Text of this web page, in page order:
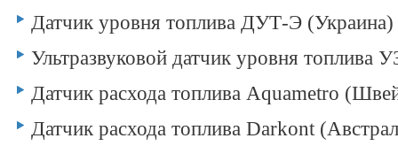
Датчик уровня топлива ДУТ-Э (Украина)
Ультразвуковой датчик уровня топлива
Датчик расхода топлива Aquametro
Датчик расхода топлива Darkont